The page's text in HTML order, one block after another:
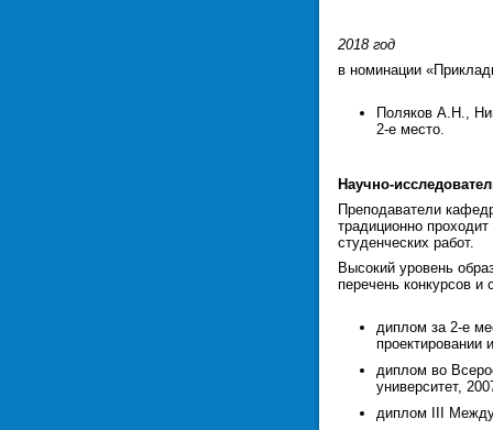
2018 год
в номинации
Поляков А.Н.,
2-е место.
Научно-
Преподаватели
традиционно
студенческих работ.
Высокий уровень
перечень конкурсов
диплом за 2-е
диплом во
университет,
диплом III